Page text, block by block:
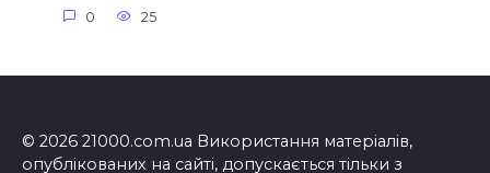
0 25
© 2026 21000.com.ua Використання матеріалів,
опублікованих на сайті, допускається тільки з